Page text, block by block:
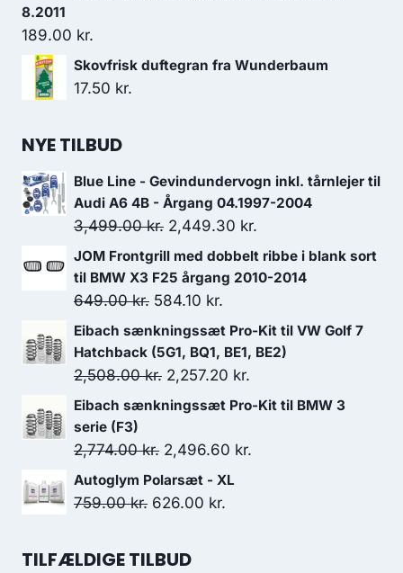
8.2011
189.00 kr.
Skovfrisk duftegran fra Wunderbaum
17.50 kr.
NYE TILBUD
Blue Line - Gevindundervogn inkl. tårnlejer til
Audi A6 4B - Årgang 04.1997-2004
3,499.00kr. Den
oprindelige
pris
var:
3,499.00 kr..
2,449.30 kr.
aktuelle
pris
2,449.30 kr..
JOM Frontgrill med dobbelt ribbe i blank sort
til BMW X3 F25 årgang 2010-2014
649.00kr. Den
oprindelige
pris
var:
649.00 kr..
584.10 kr.
aktuelle
pris
er:
584.10 kr..
Eibach sænkningssæt Pro-Kit til VW Golf 7
Hatchback (5G1, BQ1, BE1, BE2)
2,508.00kr. Den
oprindelige
var:
2,508.00 kr..
2,257.20 kr.
aktuelle
Eibach sænkningssæt Pro-Kit til BMW 3
serie (F3)
2,774.00kr. Den
oprindelige
pris
2,496.60 kr.
Autoglym Polarsæt - XL
759.00kr. Den
pris
626.00 kr.
TILFÆLDIGE TILBUD